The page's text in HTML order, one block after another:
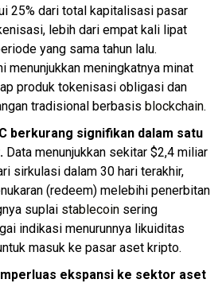
25% dari total kapitalisasi pasar
lebih dari empat kali lipat
yang sama tahun lalu.
menunjukkan meningkatnya minat
produk tokenisasi obligasi dan
tradisional berbasis blockchain.
berkurang signifikan dalam satu
Data menunjukkan sekitar $2,4 miliar
sirkulasi dalam 30 hari terakhir,
(redeem) melebihi penerbitan
suplai stablecoin sering
indikasi menurunnya likuiditas
masuk ke pasar aset kripto.
ekspansi ke sektor aset